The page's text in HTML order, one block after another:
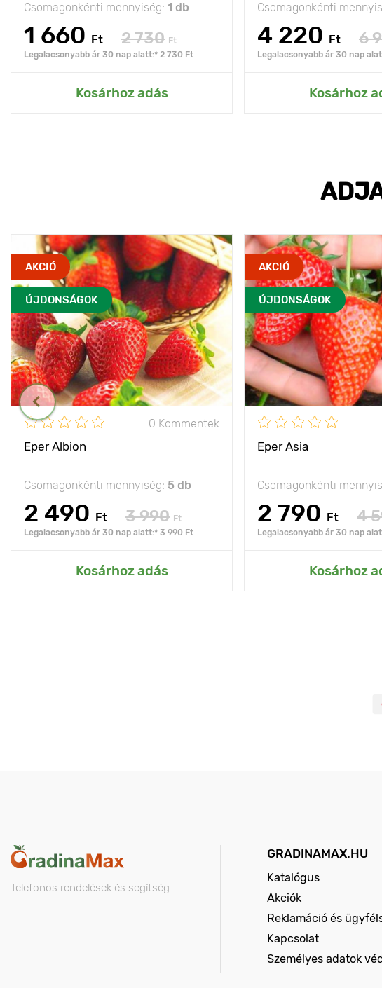
Csomagonkénti mennyiség: 1 db
1 660 Ft 2 730 Ft
Legalacsonyabb ár 30 nap alatt:* 2 730 Ft
Kosárhoz adás
Csomagonkénti
4 220 Ft 6
Legalacsonyabb ár 30 nap
Kosárhoz
AKCIÓ
ÚJDONSÁGOK
0 Kommentek
Eper Albion
Csomagonkénti mennyiség: 5 db
2 490 Ft 3 990 Ft
Legalacsonyabb ár 30 nap alatt:* 3 990 Ft
Kosárhoz adás
AKCIÓ
ÚJDONSÁGOK
Eper Asia
Csomagonkénti
2 790 Ft 4
Legalacsonyabb ár 30 nap
Kosárhoz
Telefonos rendelések és segítség
GRADINAMAX.HU
Katalógus
Akciók
Reklamáció és
Kapcsolat
Személyes adatok